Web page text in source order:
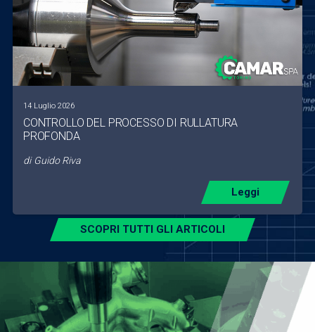
14 Luglio 2026
CONTROLLO DEL PROCESSO DI RULLATURA
PROFONDA
di Guido Riva
Leggi
SCOPRI TUTTI GLI ARTICOLI